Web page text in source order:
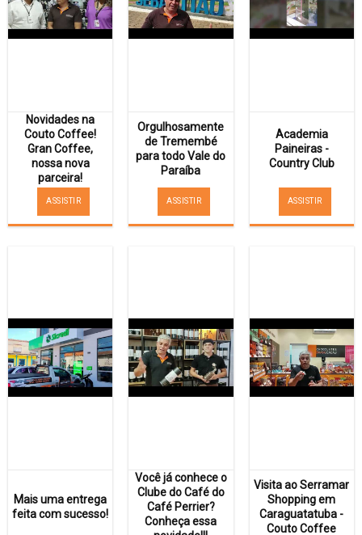
Novidades na
Couto Coffee!
Gran Coffee,
nossa nova
parceira!
ASSISTIR
Orgulhosamente
de Tremembé
para todo Vale do
Paraíba
ASSISTIR
Academia
Paineiras -
Country Club
ASSISTIR
Mais uma entrega
feita com sucesso!
Você já conhece o
Clube do Café do
Café Perrier?
Conheça essa
Visita ao Serramar
Shopping em
Caraguatatuba -
Couto Coffee